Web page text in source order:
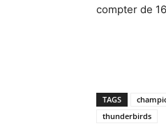
compter de
TAGS
thunderbirds